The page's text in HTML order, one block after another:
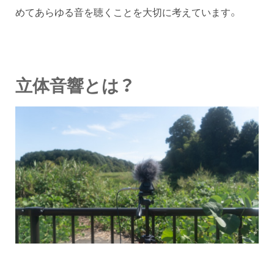
めてあらゆる音を聴くことを大切に考えています。
立体音響とは？